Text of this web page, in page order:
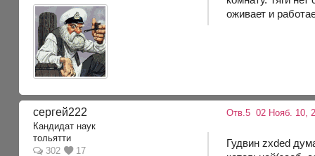
оживает и
сергей222
Кандидат наук
тольятти
302
17
Отв.5 02 Нояб. 10,
Гудвин zxded